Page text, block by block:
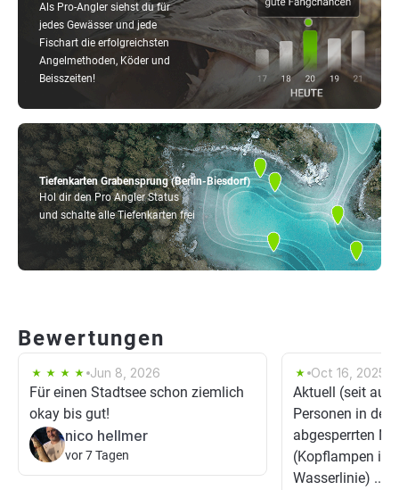
Tiefenkarten Grabensprung (Berlin-Biesdorf)
Hol dir den Pro Angler Status
und schalte alle Tiefenkarten frei
Als Pro-Angler siehst du für
jedes Gewässer und jede
Fischart die erfolgreichsten
Angelmethoden, Köder und
Beisszeiten!
Bewertungen
Jun 8, 2026
Für einen Stadtsee schon ziemlich
okay bis gut!
nico hellmer
vor 7 Tagen
Oct 16, 2025
Aktuell (seit
Personen in der
abgesperrten
(Kopflampen im
Wasserlinie) ...